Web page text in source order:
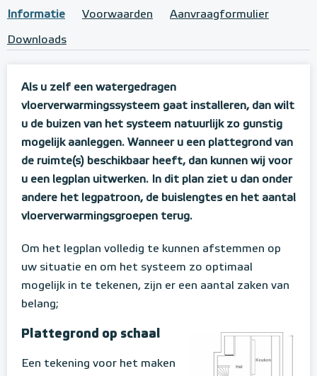
Informatie Voorwaarden Aanvraagformulier
Downloads
Als u zelf een watergedragen
vloerverwarmingssysteem gaat installeren, dan wilt
u de buizen van het systeem natuurlijk zo gunstig
mogelijk aanleggen. Wanneer u een plattegrond van
de ruimte(s) beschikbaar heeft, dan kunnen wij voor
u een legplan uitwerken. In dit plan ziet u dan onder
andere het legpatroon, de buislengtes en het aantal
vloerverwarmingsgroepen terug.
Om het legplan volledig te kunnen afstemmen op
uw situatie en om het systeem zo optimaal
mogelijk in te tekenen, zijn er een aantal zaken van
belang;
Plattegrond op schaal
Een tekening voor het maken